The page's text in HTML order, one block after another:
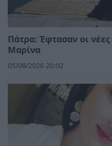
Πάτρα: Έφτασαν οι
Μαρίνα
05/08/2026 20:02